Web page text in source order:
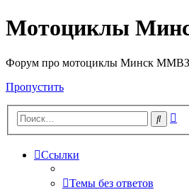
Мотоциклы
Форум про мотоциклы Минск ММВЗ
Пропустить
Поиск
Ссылки
Темы без ответов